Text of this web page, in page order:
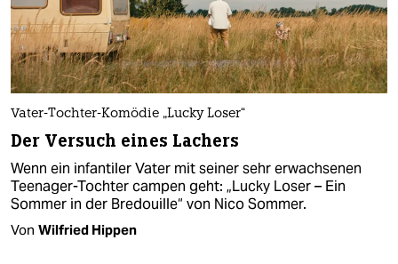
Vater-Tochter-Komödie „Lucky Loser“
Der Versuch eines Lachers
Wenn ein infantiler Vater mit seiner sehr erwachsenen
Teenager-Tochter campen geht: „Lucky Loser – Ein
Sommer in der Bredouille“ von Nico Sommer.
Von Wilfried Hippen